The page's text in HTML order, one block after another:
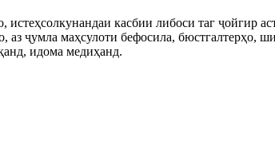
касбии либоси таг ҷойгир
аз ҷумла маҳсулоти бефосила,
идома медиҳанд.